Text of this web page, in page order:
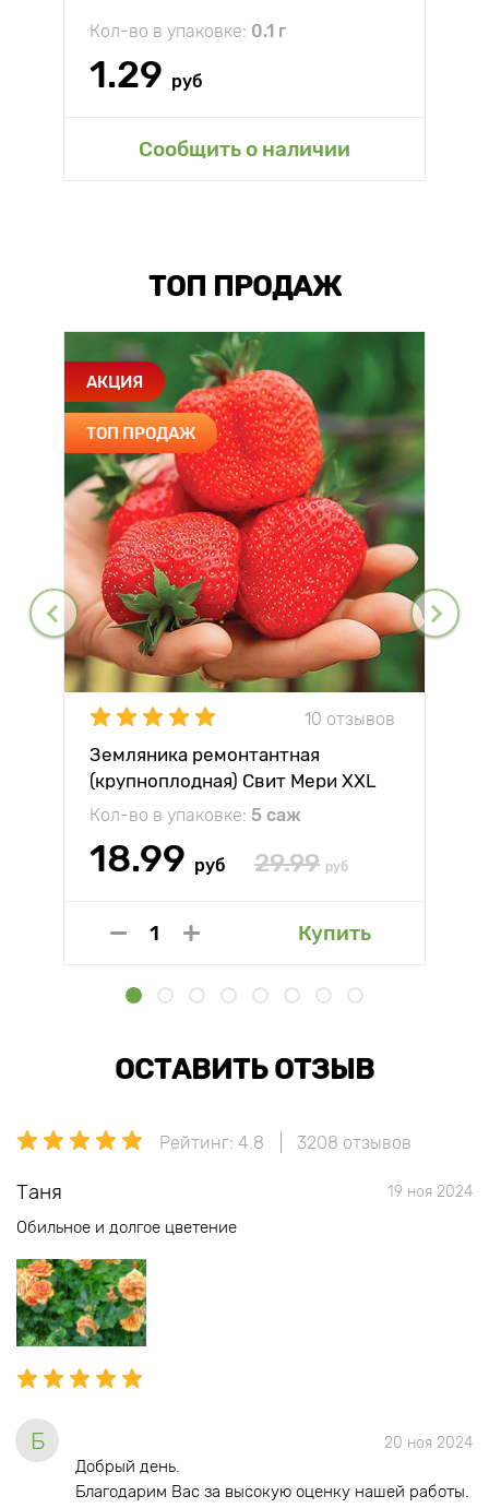
Кол-во в упаковке: 0.1 г
1.29 руб
Сообщить о наличии
ТОП ПРОДАЖ
АКЦИЯ
ТОП ПРОДАЖ
10 отзывов
Земляника ремонтантная
(крупноплодная) Свит Мери XXL
Кол-во в упаковке: 5 саж
18.99 руб 29.99 руб
Купить
ОСТАВИТЬ ОТЗЫВ
Рейтинг: 4.8 3208 отзывов
Таня 19 ноя 2024
Обильное и долгое цветение
Б 20 ноя 2024
Добрый день.
Благодарим Вас за высокую оценку нашей работы.